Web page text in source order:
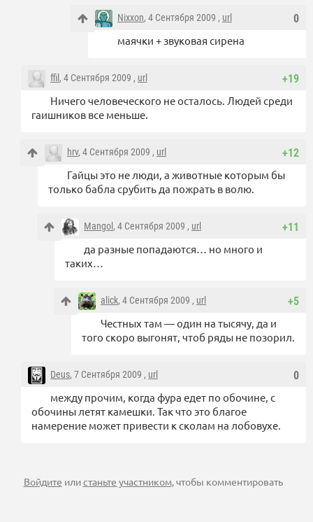
0
Nixxon, 4 Сентября 2009 , url
маячки + звуковая сирена
+19
ffil , 4 Сентября 2009 , url
Ничего человеческого не осталось. Людей среди
гаишников все меньше.
+12
hrv, 4 Сентября 2009 , url
Гайцы это не люди, а животные которым бы
только бабла срубить да пожрать в волю.
+11
Mangol , 4 Сентября 2009 , url
да разные попадаются… но много и
таких…
+5
alick, 4 Сентября 2009 , url
Честных там — один на тысячу, да и
того скоро выгонят, чтоб ряды не позорил.
0
Deus, 7 Сентября 2009 , url
между прочим, когда фура едет по обочине, с
обочины летят камешки. Так что это благое
намерение может привести к сколам на лобовухе.
Войдите илистаньте участником, чтобы комментировать